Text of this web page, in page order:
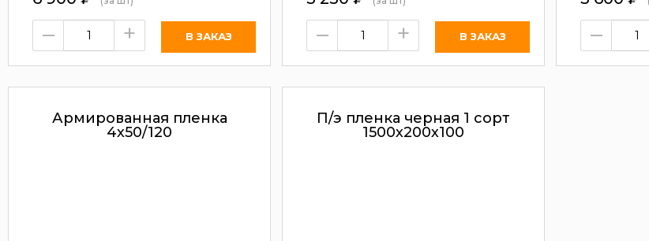
– + – + –
Армированная пленка
4х50/120
П/э пленка черная 1 сорт
1500х200х100